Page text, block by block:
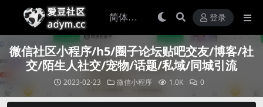
登录
微信社区小程序/h5/圈子论坛贴吧交友/博客/社
交/陌生人社交/宠物/话题/私域/同城引流
2023-02-23 微信小程序 1.0K 0